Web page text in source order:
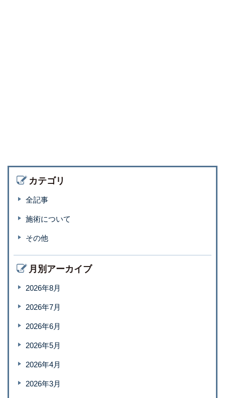
カテゴリ
全記事
施術について
その他
月別アーカイブ
2026年8月
2026年7月
2026年6月
2026年5月
2026年4月
2026年3月